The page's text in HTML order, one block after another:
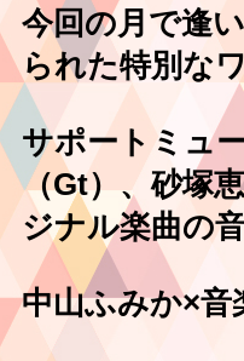
今回の月で逢
られた特別な
サポートミュ
（Gt）、砂塚
ジナル楽曲の
中山ふみか×